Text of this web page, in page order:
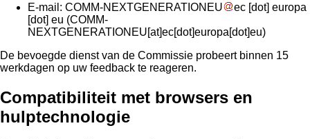
E-mail: COMM-NEXTGENERATIONEU ec [dot] europa
[dot] eu (COMM-
NEXTGENERATIONEU[at]ec[dot]europa[dot]eu)
De bevoegde dienst van de Commissie probeert binnen 15
werkdagen op uw feedback te reageren.
Compatibiliteit met browsers en
hulptechnologie